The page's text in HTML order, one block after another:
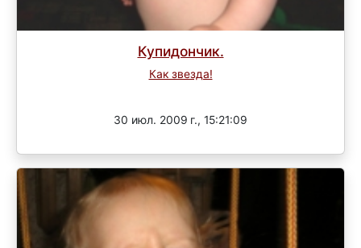
Купидончик.
Как звезда!
30 июл. 2009 г., 15:21:09